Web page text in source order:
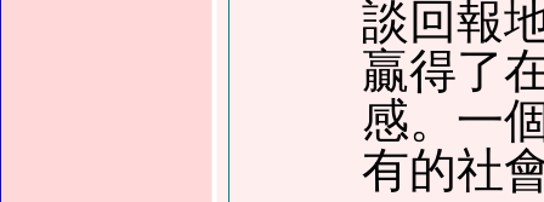
談回報
贏得了
感。一
有的社